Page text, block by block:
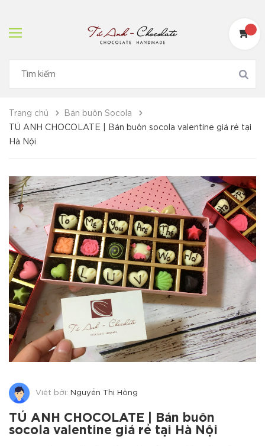
Trang chủ
Bán buôn Socola
TÚ ANH CHOCOLATE | Bán buôn socola valentine giá rẻ tại
Hà Nội
Viết bởi: Nguyễn Thị Hồng
TÚ ANH CHOCOLATE | Bán buôn
socola valentine giá rẻ tại Hà Nội